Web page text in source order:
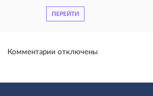
ПЕРЕЙТИ
Комментарии отключены